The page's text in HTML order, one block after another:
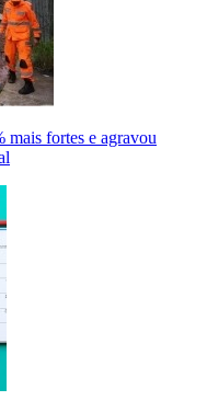
fortes e agravou